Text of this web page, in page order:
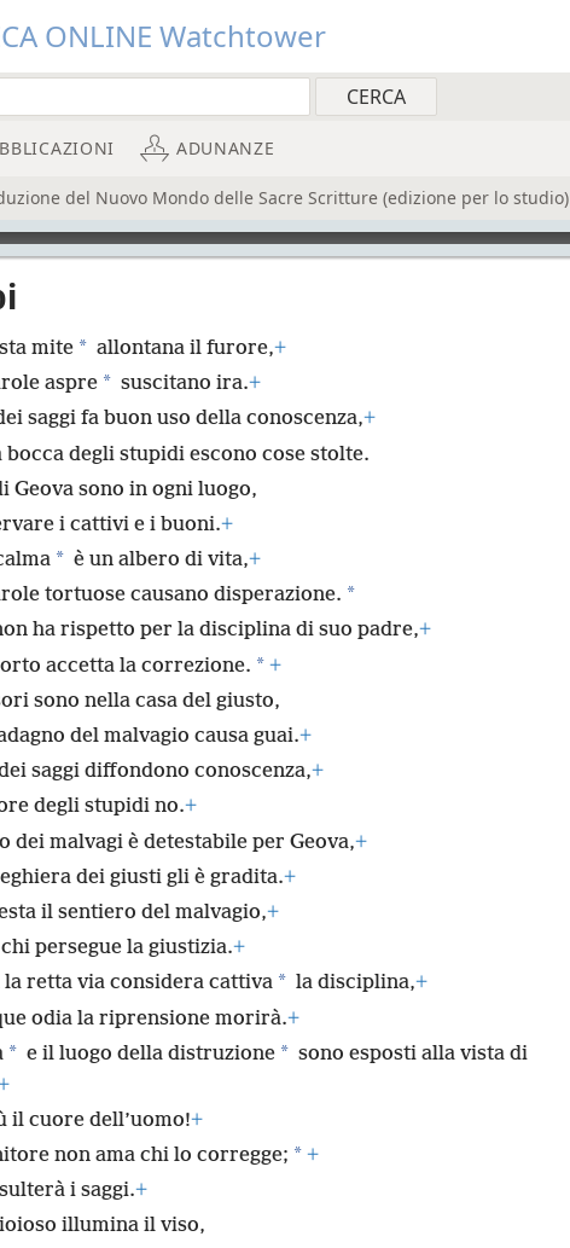
ONLINE Watchtower
ADUNANZE
del Nuovo Mondo delle Sacre Scritture (edizione per lo studio)
mite * allontana il furore,+
aspre * suscitano ira.+
saggi fa buon uso della conoscenza,+
bocca degli stupidi escono cose stolte.
Geova sono in ogni luogo,
i cattivi e i buoni.+
* è un albero di vita,+
tortuose causano disperazione. *
ha rispetto per la disciplina di suo padre,+
accetta la correzione. * +
sono nella casa del giusto,
del malvagio causa guai.+
saggi diffondono conoscenza,+
degli stupidi no.+
dei malvagi è detestabile per Geova,+
dei giusti gli è gradita.+
il sentiero del malvagio,+
persegue la giustizia.+
la retta via considera cattiva * la disciplina,+
odia la riprensione morirà.+
* e il luogo della distruzione * sono esposti alla vista di
il cuore dell’uomo!+
non ama chi lo corregge; * +
i saggi.+
illumina il viso,